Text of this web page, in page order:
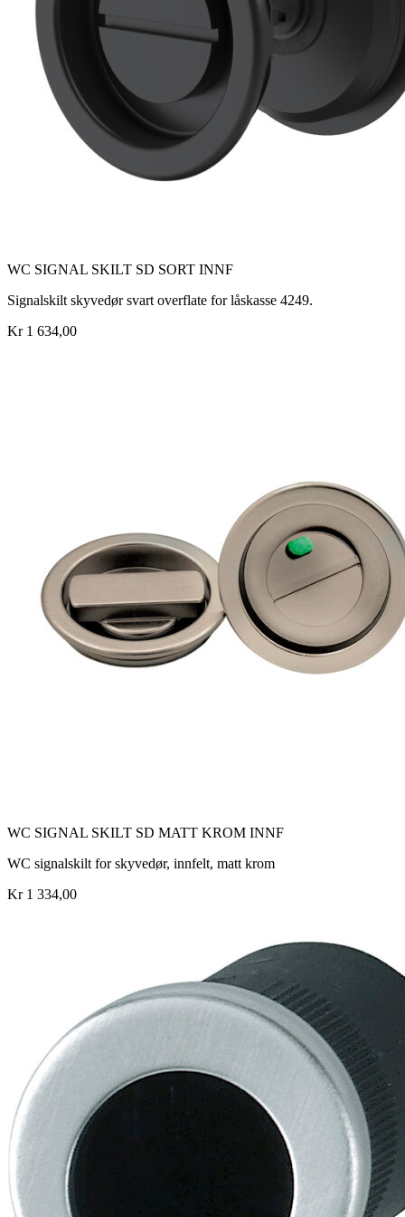
WC SIGNAL SKILT SD SORT INNF
Signalskilt skyvedør svart overflate for låskasse 4249.
Kr 1 634,00
WC SIGNAL SKILT SD MATT KROM INNF
WC signalskilt for skyvedør, innfelt, matt krom
Kr 1 334,00